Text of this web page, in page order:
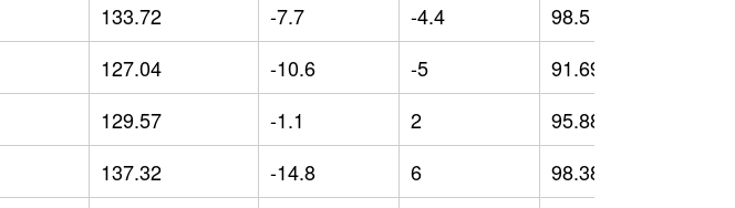
133.72 -7.7 -4.4 98.5
127.04 -10.6 -5 91.69
129.57 -1.1 2 95.88
137.32 -14.8 6 98.38